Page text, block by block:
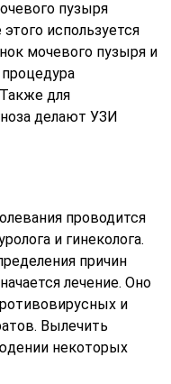
пузыря
используется
мочевого пузыря и
для
делают УЗИ
проводится
и гинеколога.
причин
лечение. Оно
и
Вылечить
некоторых